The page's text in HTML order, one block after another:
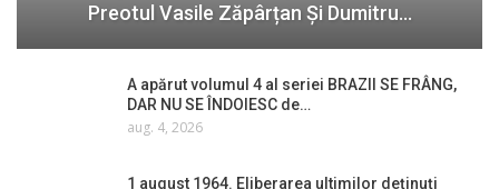
Preotul Vasile Zăpârțan Și Dumitru…
A apărut volumul 4 al seriei BRAZII SE FRÂNG,
DAR NU SE ÎNDOIESC de…
aug. 4, 2026
1 august 1964. Eliberarea ultimilor deținuți